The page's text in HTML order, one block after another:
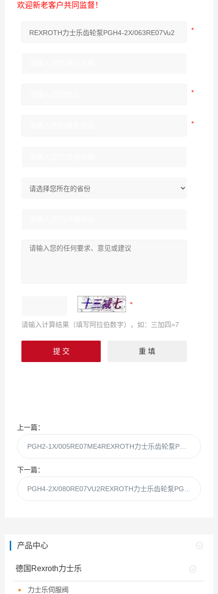
欢迎新老客户共同监督！
请输入计算结果（填写阿拉伯数字），如：三加四=7
上一篇：
下一篇：
产品中心
德国Rexroth力士乐
力士乐伺服阀